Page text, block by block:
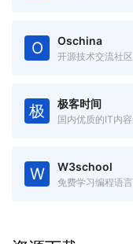
O Oschina
开源技术交流社区
极 极客时间
W W3school